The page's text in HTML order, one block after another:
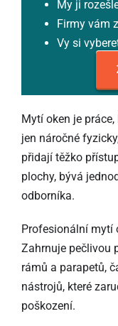
My ji
Firmy vám
Vy si
Mytí oken je
jen náročné
přidají těžko
plochy, bývá
odborníka.
Profesionální mytí
Zahrnuje pečlivou
rámů a parapetů,
nástrojů, které
poškození.